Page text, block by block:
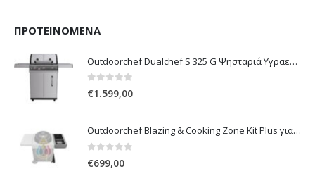
ΠΡΟΤΕΙΝΌΜΕΝΑ
Outdoorchef Dualchef S 325 G Ψησταριά Υγραερίου
0out of 5
€1.599,00
Outdoorchef Blazing & Cooking Zone Kit Plus για Ψησταριά Arosa Evo
0out of 5
€699,00